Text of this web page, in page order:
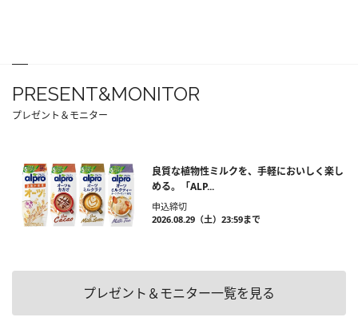
PRESENT&MONITOR
プレゼント＆モニター
良質な植物性ミルクを、手軽においしく楽し
める。「ALP...
申込締切
2026.08.29（土）23:59まで
プレゼント＆モニター一覧を見る